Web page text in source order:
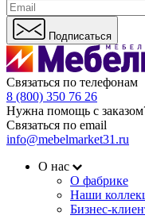
Подписаться
Связаться по телефонам
8 (800) 350 76 26
Нужна помощь с
Связаться по email
info@mebelmarket31.ru
О нас
О фабрике
Наши
Бизнес-